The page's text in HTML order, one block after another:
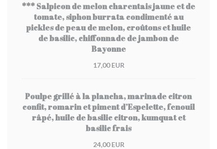
*** Salpicon de melon charentais jaune et de
tomate, siphon burrata condimenté au
pickles de peau de melon, croûtons et huile
de basilic, chiffonnade de jambon de
Bayonne
17,00 EUR
Poulpe grillé à la plancha, marinade citron
confit, romarin et piment d’Espelette, fenouil
râpé, huile de basilic citron, kumquat et
basilic frais
24,00 EUR